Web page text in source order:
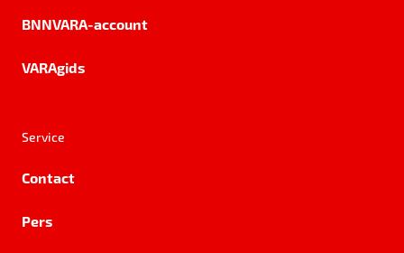
BNNVARA-account
VARAgids
Service
Contact
Pers